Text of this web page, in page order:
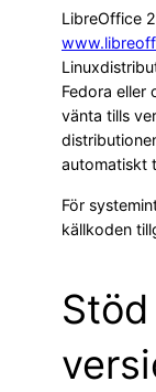
LibreOffice
Fedora eller
vänta tills
automatiskt
För
källkoden